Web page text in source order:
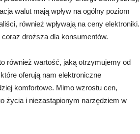
walut mają wpływ na ogólny poziom
również wpływają na ceny elektroniki.
droższa dla konsumentów.
również wartość, jaką otrzymujemy od
oferują nam elektroniczne
komfortowe. Mimo wzrostu cen,
życia i niezastąpionym narzędziem w